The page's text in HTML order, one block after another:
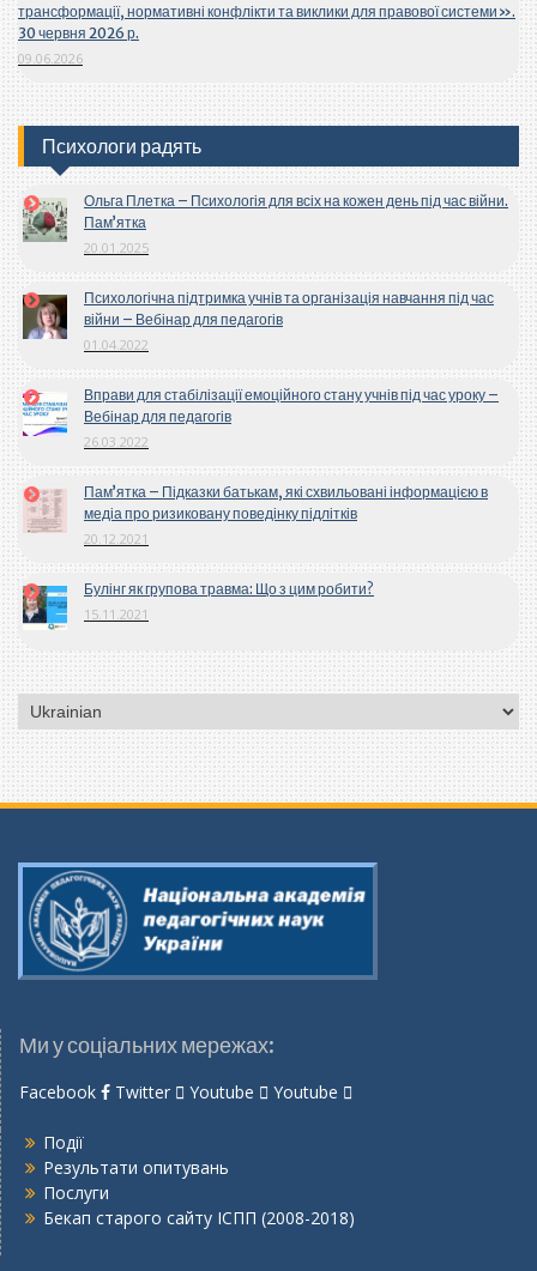
трансформації, нормативні конфлікти та виклики для правової системи».
30 червня 2026 р.
09.06.2026
Психологи радять
Ольга Плетка – Психологія для всіх на кожен день під час війни.
Пам’ятка
20.01.2025
Психологічна підтримка учнів та організація навчання під час
війни – Вебінар для педагогів
01.04.2022
Вправи для стабілізації емоційного стану учнів під час уроку –
Вебінар для педагогів
26.03.2022
Пам’ятка – Підказки батькам, які схвильовані інформацією в
медіа про ризиковану поведінку підлітків
20.12.2021
Булінг як групова травма: Що з цим робити?
15.11.2021
Вибрати
мову
Ми у соціальних мережах:
Facebook Twitter Youtube Youtube
Події
Результати опитувань
Послуги
Бекап старого сайту ІСПП (2008-2018)